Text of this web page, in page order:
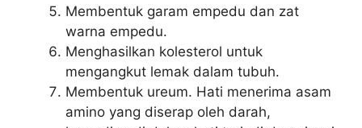
Membentuk garam empedu dan zat
warna empedu.
Menghasilkan kolesterol untuk
mengangkut lemak dalam tubuh.
Membentuk ureum. Hati menerima asam
amino yang diserap oleh darah,